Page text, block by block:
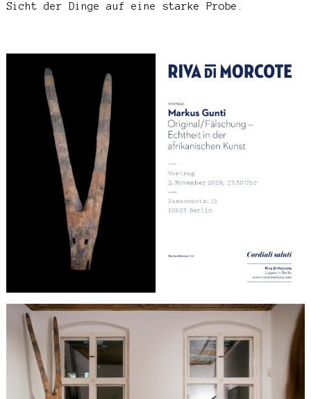
Sicht der Dinge auf eine starke Probe.